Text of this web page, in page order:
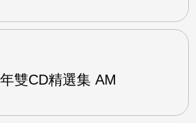
雙CD精選集 AM